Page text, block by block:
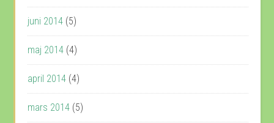
juni 2014 (5)
maj 2014 (4)
april 2014 (4)
mars 2014 (5)